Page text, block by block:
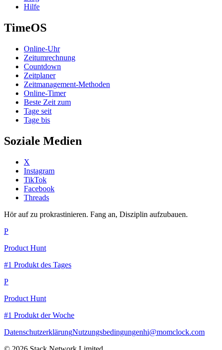
Hilfe
TimeOS
Online-Uhr
Zeitumrechnung
Countdown
Zeitplaner
Zeitmanagement-Methoden
Online-Timer
Beste Zeit zum
Tage seit
Tage bis
Soziale Medien
X
Instagram
TikTok
Facebook
Threads
Hör auf zu prokrastinieren. Fang an, Disziplin aufzubauen.
P
Product Hunt
#1 Produkt des Tages
P
Product Hunt
#1 Produkt der Woche
DatenschutzerklärungNutzungsbedingungenhi@momclock.com